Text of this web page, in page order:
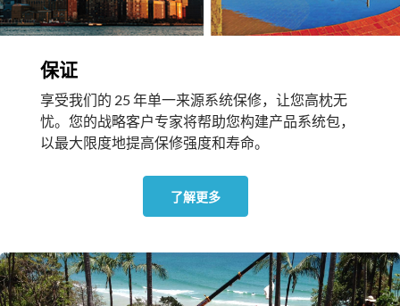
保证
享受我们的 25 年单一来源系统保修，让您高枕无
忧。您的战略客户专家将帮助您构建产品系统包，
以最大限度地提高保修强度和寿命。
了解更多